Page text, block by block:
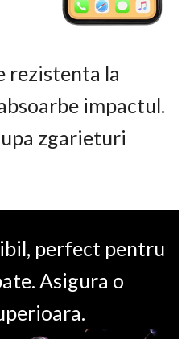
rezistenta la
impactul.
zgarieturi
perfect pentru
Asigura o